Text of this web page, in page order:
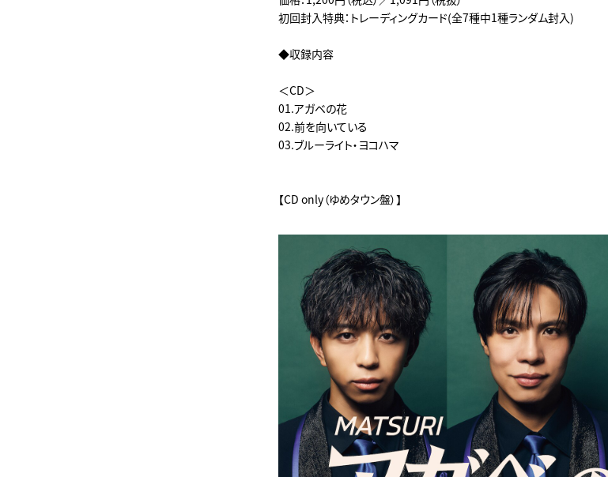
初回封入特典：トレーディングカード(全7種中1種ランダム封入)
◆収録内容
＜CD＞
01.アガベの花
02.前を向いている
03.ブルーライト・ヨコハマ
【CD only（ゆめタウン盤）】